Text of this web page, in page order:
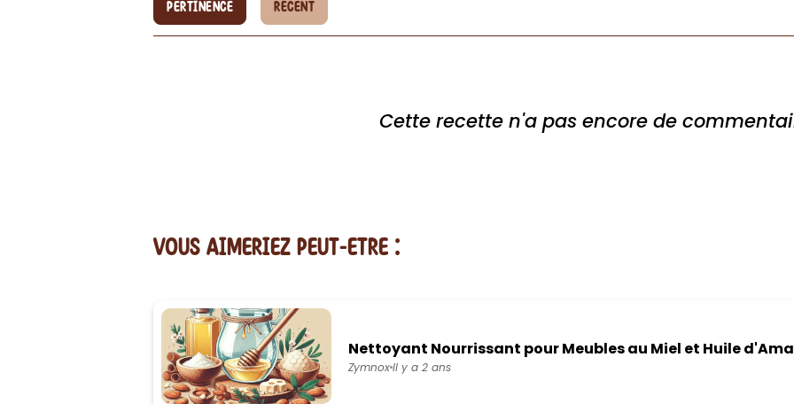
PERTINENCE RÉCENT
Cette recette n'a pas encore de
vous AIMERiEZ PEUT-ETRE :
Nettoyant Nourrissant pour Meubles au Miel et Huile
ZymnoxIl y a 2 ans